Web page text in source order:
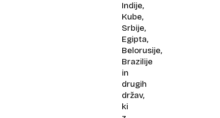
Indije,
Kube,
Srbije,
Egipta,
Belorusije,
Brazilije
in
drugih
držav,
ki